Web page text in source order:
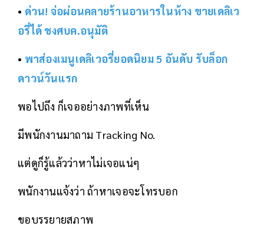
• ด่วน! จ่อผ่อนคลายร้านอาหารในห้าง ขายเดลิเว
อรี่ได้ ชงศบค.อนุมัติ
• พาส่องเมนูเดลิเวอรี่ยอดนิยม 5 อันดับ รับล็อก
ดาวน์วันแรก
พอไปถึง ก็เจออย่างภาพที่เห็น
มีพนักงานมาถาม Tracking No.
แต่ดูก็รู้แล้วว่าหาไม่เจอแน่ๆ
พนักงานแจ้งว่า ถ้าหาเจอจะโทรบอก
ขอบรรยายสภาพ